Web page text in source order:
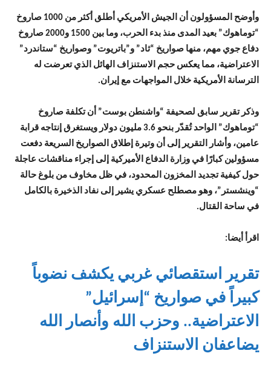
وأوضح المسؤولون أن الجيش الأمريكي أطلق أكثر من 1000 صاروخ
“توماهوك” بعيد المدى منذ بدء الحرب، وما بين 1500 و2000 صاروخ
دفاع جوي مهم، منها صواريخ “ثاد” و”باتريوت” وصواريخ “ستاندرد”
الاعتراضية، مما يعكس حجم الاستنزاف الهائل الذي تعرضت له
الترسانة الأمريكية خلال المواجهات مع إيران.
وذكر تقرير سابق لصحيفة “واشنطن بوست” أن تكلفة صاروخ
“توماهوك” الواحد تُقدّر بنحو 3.6 مليون دولار ويستغرق إنتاجه قرابة
عامين، وأشار التقرير إلى أن وتيرة إطلاق الصواريخ السريعة دفعت
مسؤولين كبارًا في وزارة الدفاع الأميركية إلى إجراء مناقشات عاجلة
حول كيفية تجديد المخزون المحدود، في ظل مخاوف من بلوغ حالة
“وينشستر”، وهو مصطلح عسكري يشير إلى نفاد الذخيرة بالكامل
في ساحة القتال.
اقرأ أيضا:
تقرير استقصائي غربي يكشف نضوباً
كبيراً في صواريخ “إسرائيل”
الاعتراضية.. وحزب الله وأنصار الله
يضاعفان الاستنزاف